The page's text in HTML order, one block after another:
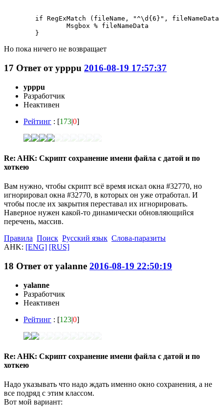
Но пока ничего не возвращает
17 Ответ отypppu 2016-08-19 17:57:37
ypppu
Разработчик
Неактивен
Рейтинг : [173|0]
Re: AHK: Скрипт сохранение имени файла с датой и по
хоткею
Вам нужно, чтобы скрипт всё время искал окна #32770, но
игнорировал окна #32770, в которых он уже отработал. И
чтобы после их закрытия переставал их игнорировать.
Наверное нужен какой-то динамически обновляющийся
перечень, массив.
Правила Поиск Русский язык Слова-паразиты
AHK: [ENG] [RUS]
18 Ответ отyalanne 2016-08-19 22:50:19
yalanne
Разработчик
Неактивен
Рейтинг : [123|0]
Re: AHK: Скрипт сохранение имени файла с датой и по
хоткею
Надо указывать что надо ждать именно окно сохранения, а не
все подряд с этим классом.
Вот мой вариант: